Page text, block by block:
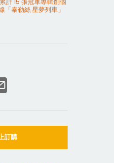
「泰勒絲 星夢列車」
訂購